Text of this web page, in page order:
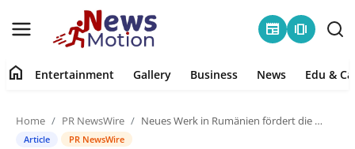
newspaper amp_stories
Entertainment
home Entertainment Gallery Business News Edu &
Home PR NewsWire Neues Werk in Rumänien fördert die nachhaltige Produktion modularer Kabinen für Geländefahrzeuge
Article PR NewsWire